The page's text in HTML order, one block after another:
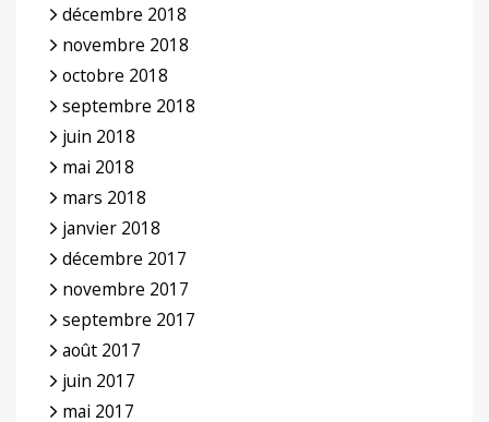
décembre 2018
novembre 2018
octobre 2018
septembre 2018
juin 2018
mai 2018
mars 2018
janvier 2018
décembre 2017
novembre 2017
septembre 2017
août 2017
juin 2017
mai 2017